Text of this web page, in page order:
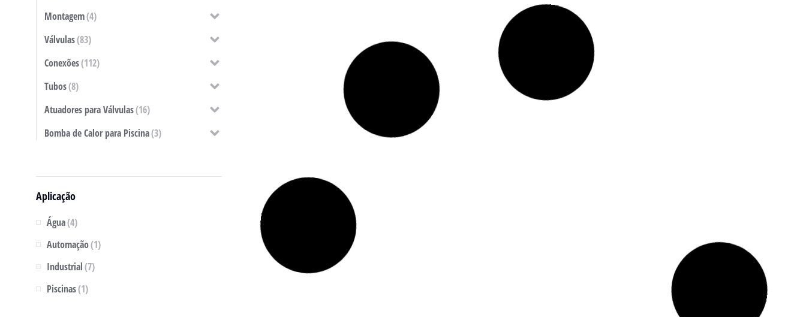
Montagem(4)
Válvulas(83)
Conexões(112)
Tubos(8)
Atuadores para Válvulas(16)
Bomba de Calor para Piscina(3)
Aplicação
Água(4)
Automação(1)
Industrial(7)
Piscinas(1)